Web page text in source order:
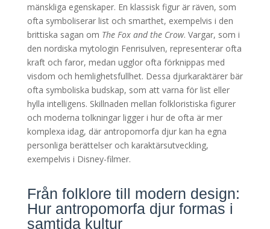
mänskliga egenskaper. En klassisk figur är räven, som
ofta symboliserar list och smarthet, exempelvis i den
brittiska sagan om The Fox and the Crow. Vargar, som i
den nordiska mytologin Fenrisulven, representerar ofta
kraft och faror, medan ugglor ofta förknippas med
visdom och hemlighetsfullhet. Dessa djurkaraktärer bär
ofta symboliska budskap, som att varna för list eller
hylla intelligens. Skillnaden mellan folkloristiska figurer
och moderna tolkningar ligger i hur de ofta är mer
komplexa idag, där antropomorfa djur kan ha egna
personliga berättelser och karaktärsutveckling,
exempelvis i Disney-filmer.
Från folklore till modern design:
Hur antropomorfa djur formas i
samtida kultur